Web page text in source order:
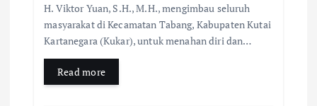
H. Viktor Yuan, S.H., M.H., mengimbau seluruh
masyarakat di Kecamatan Tabang, Kabupaten Kutai
Kartanegara (Kukar), untuk menahan diri dan…
Read more